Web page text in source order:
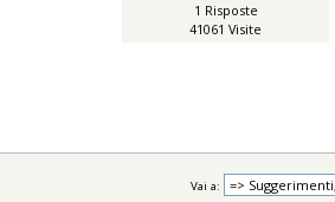
1 Risposte
41061 Visite
Vai a: